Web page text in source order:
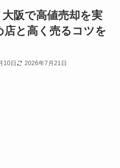
大阪で高値売却を実
店と高く売るコツを
10日 2026年7月21日